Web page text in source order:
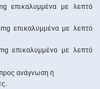
επικαλυμμένα με λεπτό
επικαλυμμένα με λεπτό
επικαλυμμένα με λεπτό
ανάγνωση ή